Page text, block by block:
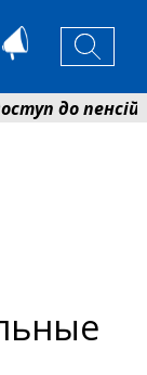
пенсій і
дітей із